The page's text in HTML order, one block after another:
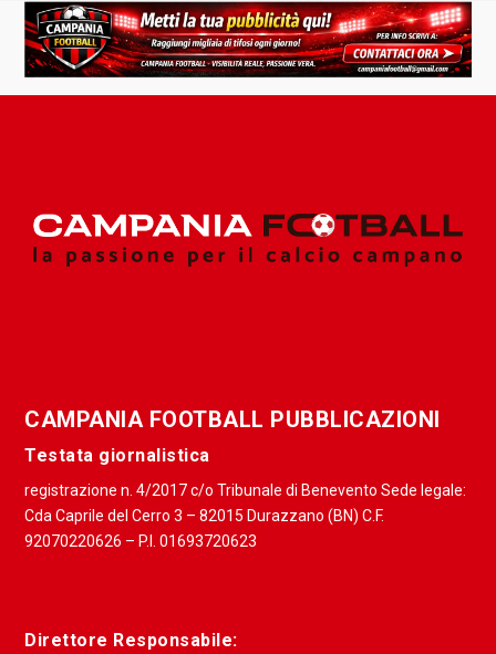
CAMPANIA FOOTBALL PUBBLICAZIONI
Testata giornalistica
registrazione n. 4/2017 c/o Tribunale di Benevento Sede legale:
Cda Caprile del Cerro 3 – 82015 Durazzano (BN) C.F.
92070220626 – P.I. 01693720623
Direttore Responsabile: